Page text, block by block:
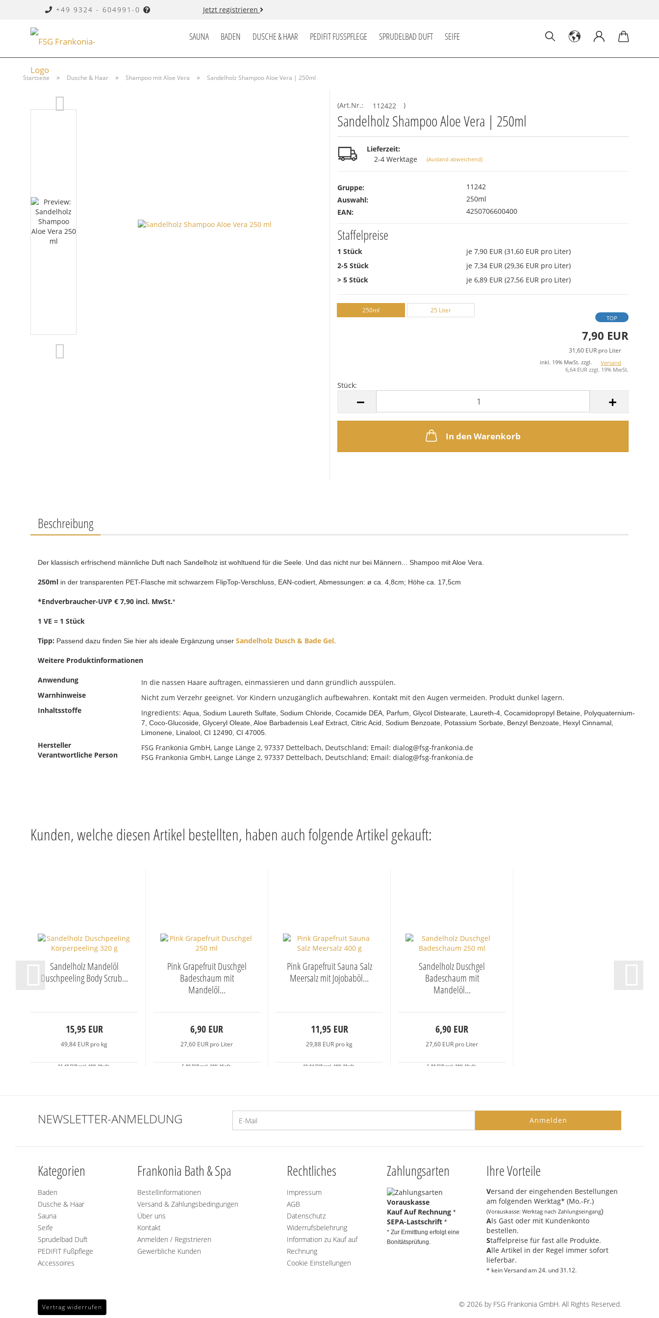
+49 9324 - 604991-0 Jetzt registrieren
SAUNA BADEN DUSCHE & HAAR PEDIFIT FUSSPFLEGE SPRUDELBAD DUFT
SEIFE
ACCESSOIRES
Startseite » Dusche & Haar » Shampoo mit Aloe Vera » Sandelholz Shampoo Aloe Vera | 250ml
(Art.Nr.: 112422 )
Sandelholz Shampoo Aloe Vera | 250ml
Lieferzeit:
2-4 Werktage
(Ausland abweichend)
Gruppe:
11242
Auswahl:
250ml
EAN:
4250706600400
Staffelpreise
1 Stück
je 7,90 EUR (31,60 EUR pro Liter)
2-5 Stück
je 7,34 EUR (29,36 EUR pro Liter)
> 5 Stück
je 6,89 EUR (27,56 EUR pro Liter)
250ml 25 Liter
TOP
7,90 EUR
31,60 EUR pro Liter
inkl. 19% MwSt. zzgl.
Versand
6,64 EUR zzgl. 19% MwSt.
Stück:
In den Warenkorb
Beschreibung
Der klassisch erfrischend männliche Duft nach Sandelholz ist wohltuend für die Seele. Und das nicht nur bei Männern... Shampoo mit Aloe Vera.
250ml in der transparenten PET-Flasche mit schwarzem FlipTop-Verschluss, EAN-codiert, Abmessungen: ø ca. 4,8cm; Höhe ca. 17,5cm
*Endverbraucher-UVP € 7,90 incl. MwSt.*
1 VE = 1 Stück
Tipp: Passend dazu finden Sie hier als ideale Ergänzung unser Sandelholz Dusch & Bade Gel.
Weitere Produktinformationen
Anwendung
In die nassen Haare auftragen, einmassieren und dann gründlich ausspülen.
Warnhinweise
Nicht zum Verzehr geeignet. Vor Kindern unzugänglich aufbewahren. Kontakt mit den Augen vermeiden. Produkt dunkel lagern.
Inhaltsstoffe
Ingredients: Aqua, Sodium Laureth Sulfate, Sodium Chloride, Cocamide DEA, Parfum, Glycol Distearate, Laureth-4, Cocamidopropyl Betaine, Polyquaternium-
7, Coco-Glucoside, Glyceryl Oleate, Aloe Barbadensis Leaf Extract, Citric Acid, Sodium Benzoate, Potassium Sorbate, Benzyl Benzoate, Hexyl Cinnamal,
Limonene, Linalool, CI 12490, CI 47005.
Hersteller
Verantwortliche Person
FSG Frankonia GmbH, Lange Länge 2, 97337 Dettelbach, Deutschland; Email: dialog@fsg-frankonia.de
FSG Frankonia GmbH, Lange Länge 2, 97337 Dettelbach, Deutschland; Email: dialog@fsg-frankonia.de
Kunden, welche diesen Artikel bestellten, haben auch folgende Artikel gekauft:
Sandelholz Mandelöl
Duschpeeling Body Scrub...
15,95 EUR
49,84 EUR pro kg
13,40 EUR zzgl. 19% MwSt.
Pink Grapefruit Duschgel
Badeschaum mit
Mandelöl...
6,90 EUR
27,60 EUR pro Liter
5,80 EUR zzgl. 19% MwSt.
Pink Grapefruit Sauna Salz
Meersalz mit Jojobaböl...
11,95 EUR
29,88 EUR pro kg
10,04 EUR zzgl. 19% MwSt.
Sandelholz Duschgel
Badeschaum mit
Mandelöl...
6,90 EUR
27,60 EUR pro Liter
5,80 EUR zzgl. 19% MwSt.
NEWSLETTER-ANMELDUNG Anmelden
Kategorien
Baden
Dusche & Haar
Sauna
Seife
Sprudelbad Duft
PEDIFIT Fußpflege
Accessoires
Frankonia Bath & Spa
Bestellinformationen
Versand & Zahlungsbedingungen
Über uns
Kontakt
Anmelden / Registrieren
Gewerbliche Kunden
Rechtliches
Impressum
AGB
Datenschutz
Widerrufsbelehrung
Information zu Kauf auf
Rechnung
Cookie Einstellungen
Zahlungsarten
Vorauskasse
Kauf Auf Rechnung*
SEPA-Lastschrift*
* Zur Ermittlung erfolgt eine
Bonitätsprüfung.
Ihre Vorteile
Versand der eingehenden Bestellungen
am folgenden Werktag* (Mo.-Fr.)
(Vorauskasse: Werktag nach Zahlungseingang)
Als Gast oder mit Kundenkonto
bestellen.
Staffelpreise für fast alle Produkte.
Alle Artikel in der Regel immer sofort
lieferbar.
* kein Versand am 24. und 31.12.
Vertrag widerrufen © 2026 by FSG Frankonia GmbH. All Rights Reserved.